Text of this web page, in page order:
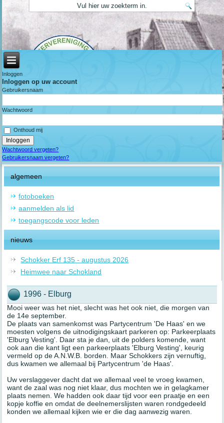
Inloggen
Inloggen op uw account
Gebruikersnaam
Wachtwoord
Onthoud mij
Wachtwoord vergeten?
Gebruikersnaam vergeten?
algemeen
fotoboeken
aanmelden als lid
toegangscode voor leden
nieuws
Schokker Erf 135 - augustus 2026
Heimwee naar Schokland
1996 - Elburg
Mooi weer was het niet, slecht was het ook niet, die morgen van
de 14e september.
De plaats van samenkomst was Partycentrum 'De Haas' en we
moesten volgens de uitnodigingskaart parkeren op: Parkeerplaats
'Elburg Vesting'. Daar sta je dan, uit de polders komende, want
ook aan die kant ligt een parkeerplaats 'Elburg Vesting', keurig
vermeld op de A.N.W.B. borden. Maar Schokkers zijn vernuftig,
dus kwamen we allemaal bij Partycentrum 'de Haas'.
Uw verslaggever dacht dat we allemaal veel te vroeg kwamen,
want de zaal was nog niet klaar, dus mochten we in gelagkamer
plaats nemen. We hadden ook daar tijd voor een praatje en een
kopje koffie en omdat de deelnemerslijsten waren rondgedeeld
konden we allemaal kijken wie er die dag aanwezig waren.